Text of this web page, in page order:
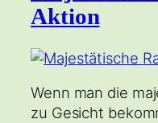
Aktion
Wenn man die
zu Gesicht